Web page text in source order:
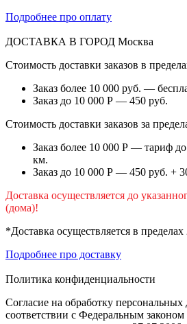
Подробнее про оплату
ДОСТАВКА В ГОРОД Москва
Стоимость доставки заказов в
Заказ более 10 000 руб. —
Заказ до 10 000 Р — 450 руб.
Стоимость доставки заказов за
Заказ более 10 000 Р — тариф
км.
Заказ до 10 000 Р — 450 руб. +
Доставка осуществляется до
(дома)!
*Доставка осуществляется в
Подробнее про доставку
Политика конфиденциальности
Согласие на обработку
соответствии с Федеральным